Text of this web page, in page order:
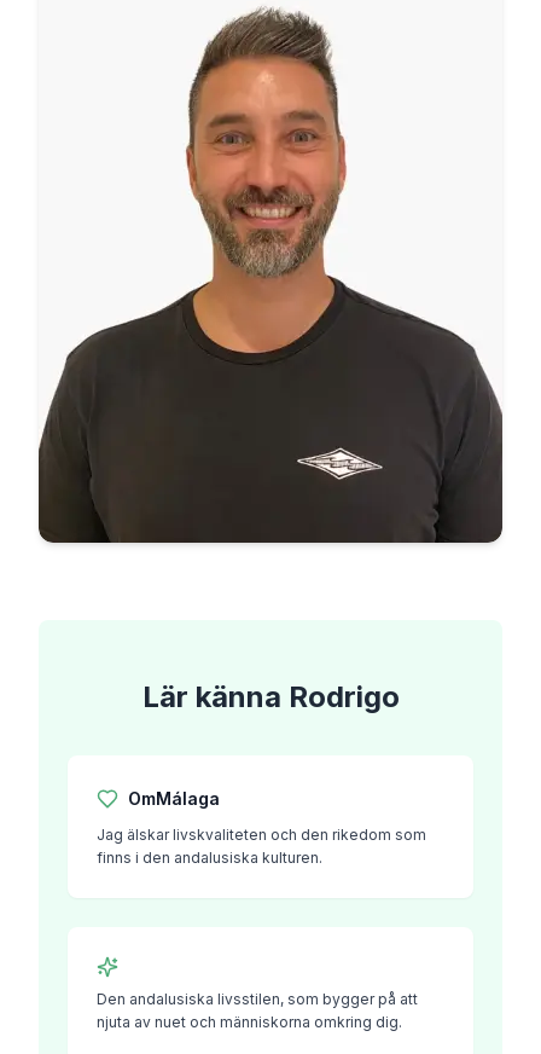
Lär känna Rodrigo
OmMálaga
Jag älskar livskvaliteten och den rikedom som
finns i den andalusiska kulturen.
Den andalusiska livsstilen, som bygger på att
njuta av nuet och människorna omkring dig.